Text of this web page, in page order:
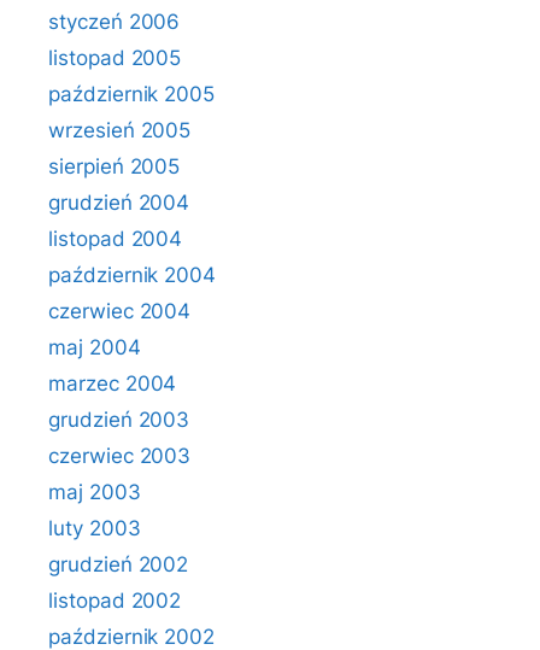
styczeń 2006
listopad 2005
październik 2005
wrzesień 2005
sierpień 2005
grudzień 2004
listopad 2004
październik 2004
czerwiec 2004
maj 2004
marzec 2004
grudzień 2003
czerwiec 2003
maj 2003
luty 2003
grudzień 2002
listopad 2002
październik 2002